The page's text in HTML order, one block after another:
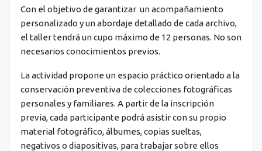
Con el objetivo de garantizar un acompañamiento
personalizado y un abordaje detallado de cada archivo,
el taller tendrá un cupo máximo de 12 personas. No son
necesarios conocimientos previos.
La actividad propone un espacio práctico orientado a la
conservación preventiva de colecciones fotográficas
personales y familiares. A partir de la inscripción
previa, cada participante podrá asistir con su propio
material fotográfico, álbumes, copias sueltas,
negativos o diapositivas, para trabajar sobre ellos